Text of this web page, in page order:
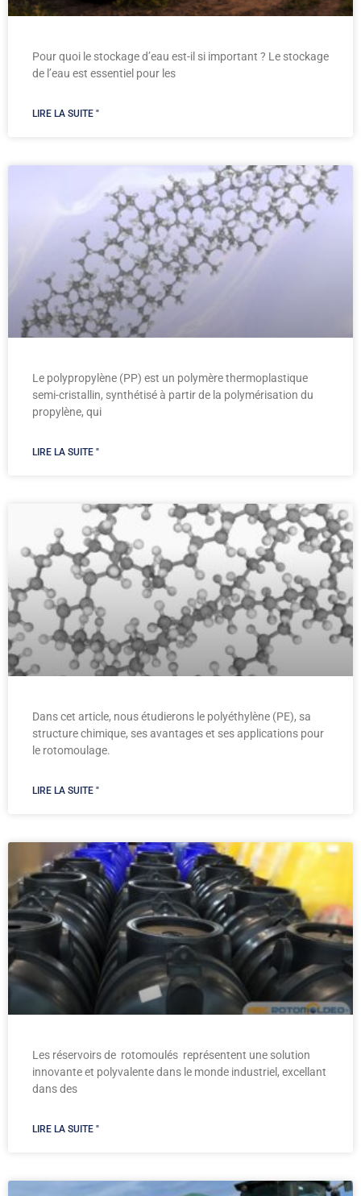
Pour quoi le stockage d’eau est-il si important ? Le stockage
de l’eau est essentiel pour les
LIRE LA SUITE "
Le polypropylène (PP) est un polymère thermoplastique
semi-cristallin, synthétisé à partir de la polymérisation du
propylène, qui
LIRE LA SUITE "
Dans cet article, nous étudierons le polyéthylène (PE), sa
structure chimique, ses avantages et ses applications pour
le rotomoulage.
LIRE LA SUITE "
Les réservoirs de rotomoulés représentent une solution
innovante et polyvalente dans le monde industriel, excellant
dans des
LIRE LA SUITE "